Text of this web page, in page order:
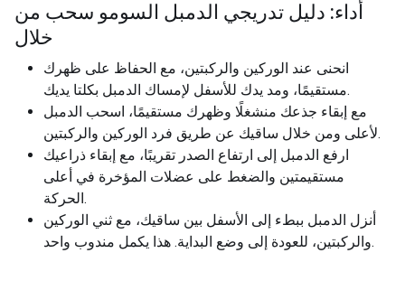
أداء: دليل تدريجي الدمبل السومو سحب من
خلال
انحنى عند الوركين والركبتين، مع الحفاظ على ظهرك
مستقيمًا، ومد يدك للأسفل لإمساك الدمبل بكلتا يديك.
مع إبقاء جذعك منشغلًا وظهرك مستقيمًا، اسحب الدمبل
لأعلى ومن خلال ساقيك عن طريق فرد الوركين والركبتين.
ارفع الدمبل إلى ارتفاع الصدر تقريبًا، مع إبقاء ذراعيك
مستقيمتين والضغط على عضلات المؤخرة في أعلى
الحركة.
أنزل الدمبل ببطء إلى الأسفل بين ساقيك، مع ثني الوركين
والركبتين، للعودة إلى وضع البداية. هذا يكمل مندوب واحد.